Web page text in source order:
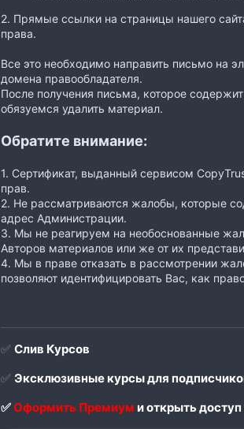
2. Прямые ссылки на страницы нашего
права.
Все это необходимо направить письмо на
домена правообладателя.
После получения письма, которое
обязуемся удалить материал.
Обратите внимание:
1. Сертификат, выданный сервисом
прав.
2. Не рассматриваются жалобы, которые
адрес Администрации.
3. Мы не реагируем на необоснованные
Авторов материалов или же от их
4. Мы в праве отказать в рассмотрении
позволяют идентифицировать Вас, как
✅ Слив Курсов
✅ Эксклюзивные курсы для
✅Оформить Премиум и открыть